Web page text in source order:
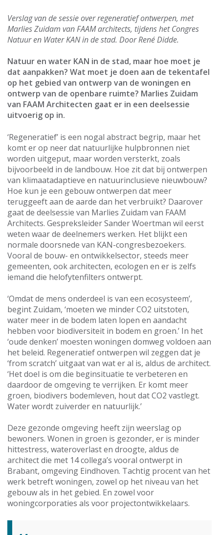
Verslag van de sessie over regeneratief ontwerpen, met
Marlies Zuidam van FAAM architects, tijdens het Congres
Natuur en Water KAN in de stad. Door René Didde.
Natuur en water KAN in de stad, maar hoe moet je
dat aanpakken? Wat moet je doen aan de tekentafel
op het gebied van ontwerp van de woningen en
ontwerp van de openbare ruimte? Marlies Zuidam
van FAAM Architecten gaat er in een deelsessie
uitvoerig op in.
‘Regeneratief’ is een nogal abstract begrip, maar het
komt er op neer dat natuurlijke hulpbronnen niet
worden uitgeput, maar worden versterkt, zoals
bijvoorbeeld in de landbouw. Hoe zit dat bij ontwerpen
van klimaatadaptieve en natuurinclusieve nieuwbouw?
Hoe kun je een gebouw ontwerpen dat meer
teruggeeft aan de aarde dan het verbruikt? Daarover
gaat de deelsessie van Marlies Zuidam van FAAM
Architects. Gespreksleider Sander Woertman wil eerst
weten waar de deelnemers werken. Het blijkt een
normale doorsnede van KAN-congresbezoekers.
Vooral de bouw- en ontwikkelsector, steeds meer
gemeenten, ook architecten, ecologen en er is zelfs
iemand die helofytenfilters ontwerpt.
‘Omdat de mens onderdeel is van een ecosysteem’,
begint Zuidam, ‘moeten we minder CO2 uitstoten,
water meer in de bodem laten lopen en aandacht
hebben voor biodiversiteit in bodem en groen.’ In het
‘oude denken’ moesten woningen domweg voldoen aan
het beleid. Regeneratief ontwerpen wil zeggen dat je
‘from scratch’ uitgaat van wat er al is, aldus de architect.
‘Het doel is om die beginsituatie te verbeteren en
daardoor de omgeving te verrijken. Er komt meer
groen, biodivers bodemleven, hout dat CO2 vastlegt.
Water wordt zuiverder en natuurlijk.’
Deze gezonde omgeving heeft zijn weerslag op
bewoners. Wonen in groen is gezonder, er is minder
hittestress, wateroverlast en droogte, aldus de
architect die met 14 collega’s vooral ontwerpt in
Brabant, omgeving Eindhoven. Tachtig procent van het
werk betreft woningen, zowel op het niveau van het
gebouw als in het gebied. En zowel voor
woningcorporaties als voor projectontwikkelaars.